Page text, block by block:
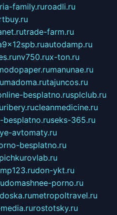
family.ruroadli.ru
trade-farm.ru
autodamp.ru
nv750.rux-ton.ru
manunae.ru
madoma.rutajuncos.ru
besplatno.rusplclub.ru
ribery.rucleanmedicine.ru
seks-365.ru
avtomaty.ru
besplatno.ru
pichkurovlab.ru
don-ykt.ru
domashnee-porno.ru
metropoltravel.ru
rostotsky.ru